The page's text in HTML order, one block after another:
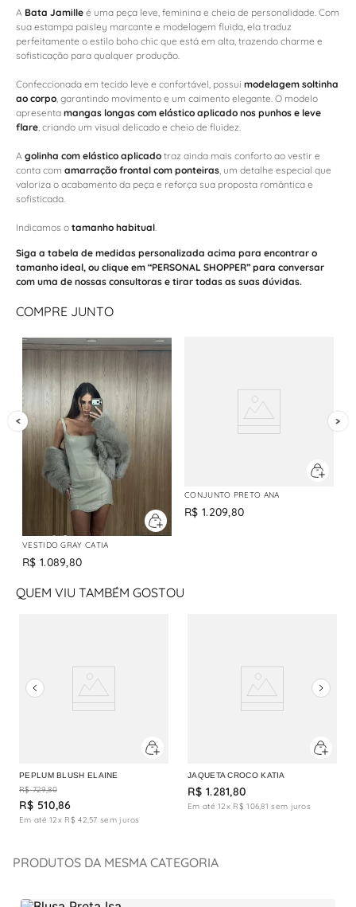
A Bata Jamille é uma peça leve, feminina e cheia de personalidade. Com
sua estampa paisley marcante e modelagem fluida, ela traduz
perfeitamente o estilo boho chic que está em alta, trazendo charme e
sofisticação para qualquer produção.
Confeccionada em tecido leve e confortável, possui modelagem soltinha
ao corpo, garantindo movimento e um caimento elegante. O modelo
apresenta mangas longas com elástico aplicado nos punhos e leve
flare, criando um visual delicado e cheio de fluidez.
A golinha com elástico aplicado traz ainda mais conforto ao vestir e
conta com amarração frontal com ponteiras, um detalhe especial que
valoriza o acabamento da peça e reforça sua proposta romântica e
sofisticada.
Indicamos o tamanho habitual.
Siga a tabela de medidas personalizada acima para encontrar o
tamanho ideal, ou clique em “PERSONAL SHOPPER” para conversar
com uma de nossas consultoras e tirar todas as suas dúvidas.
COMPRE JUNTO
VESTIDO GRAY CATIA
R$ 1.089,80
CONJUNTO PRETO ANA
R$ 1.209,80
QUEM VIU TAMBÉM GOSTOU
PEPLUM BLUSH ELAINE
R$ 729,80
R$ 510,86
Em até12x R$ 42,57 sem juros
JAQUETA CROCO KATIA
R$ 1.281,80
Em até12x R$ 106,81 sem juros
PRODUTOS DA MESMA CATEGORIA